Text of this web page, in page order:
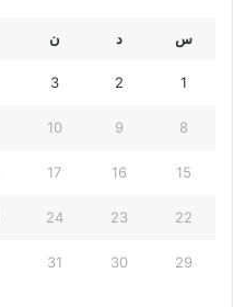
س د ن
1
2
3
8
9
10
15
16
17
22
23
24
29
30
31